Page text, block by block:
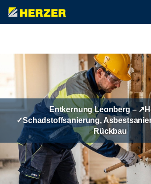
Zum
Entkernung Leonberg –
✓Schadstoffsanierung,
Rückbau